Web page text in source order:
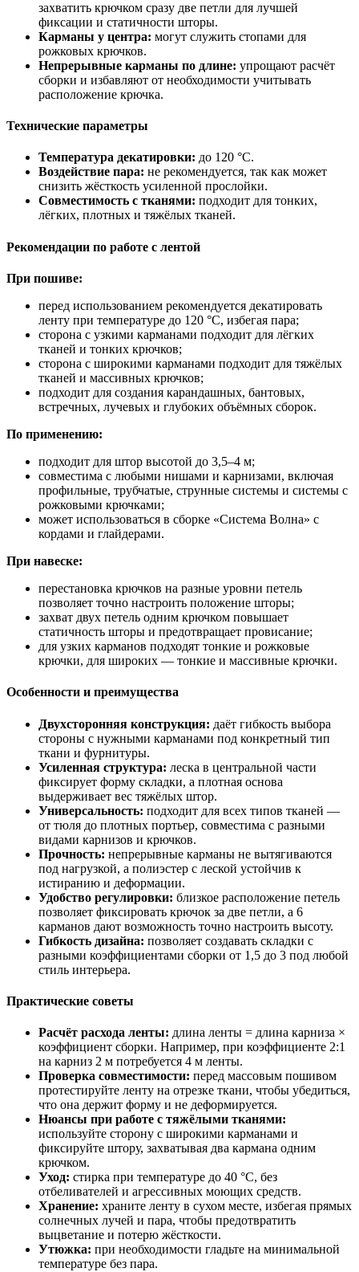
захватить крючком сразу две петли для лучшей
фиксации и статичности шторы.
Карманы у центра: могут служить стопами для
рожковых крючков.
Непрерывные карманы по длине: упрощают расчёт
сборки и избавляют от необходимости учитывать
расположение крючка.
Технические параметры
Температура декатировки: до 120 °C.
Воздействие пара: не рекомендуется, так как может
снизить жёсткость усиленной прослойки.
Совместимость с тканями: подходит для тонких,
лёгких, плотных и тяжёлых тканей.
Рекомендации по работе с лентой
При пошиве:
перед использованием рекомендуется декатировать
ленту при температуре до 120 °C, избегая пара;
сторона с узкими карманами подходит для лёгких
тканей и тонких крючков;
сторона с широкими карманами подходит для тяжёлых
тканей и массивных крючков;
подходит для создания карандашных, бантовых,
встречных, лучевых и глубоких объёмных сборок.
По применению:
подходит для штор высотой до 3,5–4 м;
совместима с любыми нишами и карнизами, включая
профильные, трубчатые, струнные системы и системы с
рожковыми крючками;
может использоваться в сборке «Система Волна» с
кордами и глайдерами.
При навеске:
перестановка крючков на разные уровни петель
позволяет точно настроить положение шторы;
захват двух петель одним крючком повышает
статичность шторы и предотвращает провисание;
для узких карманов подходят тонкие и рожковые
крючки, для широких — тонкие и массивные крючки.
Особенности и преимущества
Двухсторонняя конструкция: даёт гибкость выбора
стороны с нужными карманами под конкретный тип
ткани и фурнитуры.
Усиленная структура: леска в центральной части
фиксирует форму складки, а плотная основа
выдерживает вес тяжёлых штор.
Универсальность: подходит для всех типов тканей —
от тюля до плотных портьер, совместима с разными
видами карнизов и крючков.
Прочность: непрерывные карманы не вытягиваются
под нагрузкой, а полиэстер с леской устойчив к
истиранию и деформации.
Удобство регулировки: близкое расположение петель
позволяет фиксировать крючок за две петли, а 6
карманов дают возможность точно настроить высоту.
Гибкость дизайна: позволяет создавать складки с
разными коэффициентами сборки от 1,5 до 3 под любой
стиль интерьера.
Практические советы
Расчёт расхода ленты: длина ленты = длина карниза ×
коэффициент сборки. Например, при коэффициенте 2:1
на карниз 2 м потребуется 4 м ленты.
Проверка совместимости: перед массовым пошивом
протестируйте ленту на отрезке ткани, чтобы убедиться,
что она держит форму и не деформируется.
Нюансы при работе с тяжёлыми тканями:
используйте сторону с широкими карманами и
фиксируйте штору, захватывая два кармана одним
крючком.
Уход: стирка при температуре до 40 °C, без
отбеливателей и агрессивных моющих средств.
Хранение: храните ленту в сухом месте, избегая прямых
солнечных лучей и пара, чтобы предотвратить
выцветание и потерю жёсткости.
Утюжка: при необходимости гладьте на минимальной
температуре без пара.